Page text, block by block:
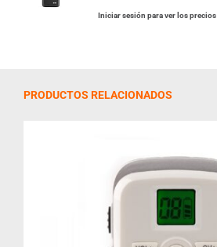
Iniciar sesión para ver los precios
PRODUCTOS RELACIONADOS